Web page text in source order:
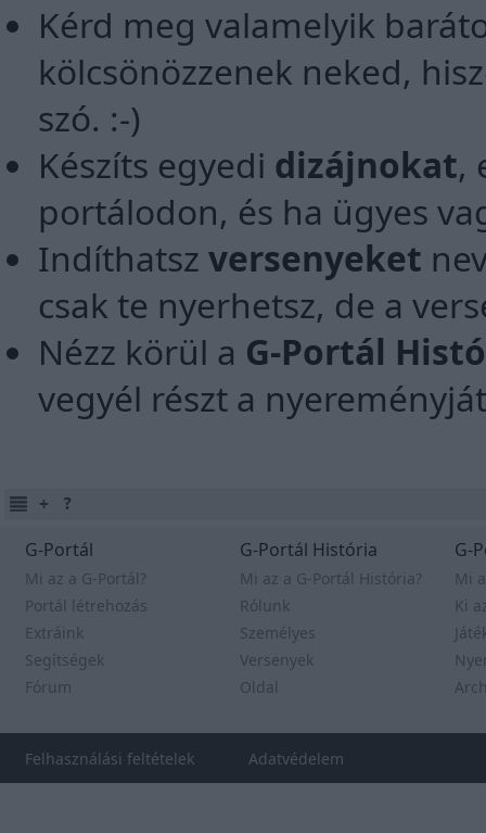
Kérd meg valamelyik
kölcsönözzenek neked,
szó. :-)
Készíts egyedi dizájnokat,
portálodon, és ha ügyes
Indíthatsz versenyeket
csak te nyerhetsz, de a
Nézz körül a G-Portál
vegyél részt a
G-Portál
Mi az a G-Portál?
Portál létrehozás
Extráink
Segítségek
Fórum
G-Portál História
Mi az a G-Portál História?
Rólunk
Személyes
Versenyek
Oldal
G-
Mi
Ki
Felhasználási feltételek Adatvédelem